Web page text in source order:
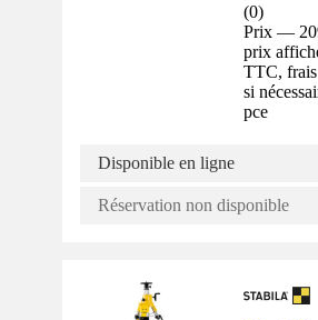
(0)
Prix —
prix
TTC,
si
pce
Disponible en ligne
Réservation non disponible